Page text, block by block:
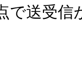
で送受